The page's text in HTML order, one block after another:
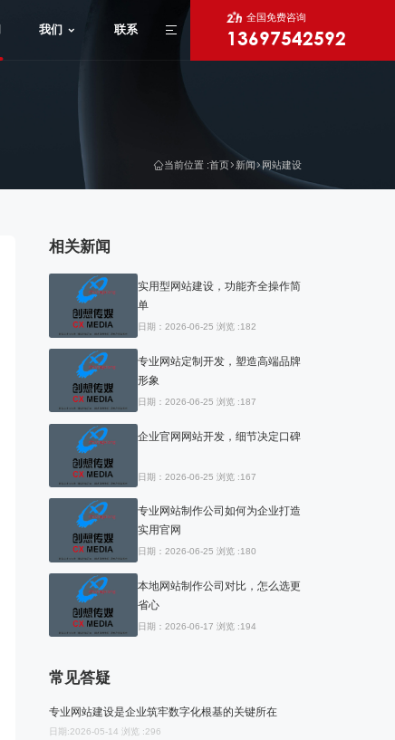
我们 联系
全国免费咨询
13697542592
当前位置 :首页 新闻 网站建设
相关新闻
实用型网站建设，功能齐全操作简
单
日期：2026-06-25 浏览 :182
专业网站定制开发，塑造高端品牌
形象
日期：2026-06-25 浏览 :187
企业官网网站开发，细节决定口碑
日期：2026-06-25 浏览 :167
专业网站制作公司如何为企业打造
实用官网
日期：2026-06-25 浏览 :180
本地网站制作公司对比，怎么选更
省心
日期：2026-06-17 浏览 :194
常见答疑
专业网站建设是企业筑牢数字化根基的关键所在
日期:2026-05-14 浏览 :296